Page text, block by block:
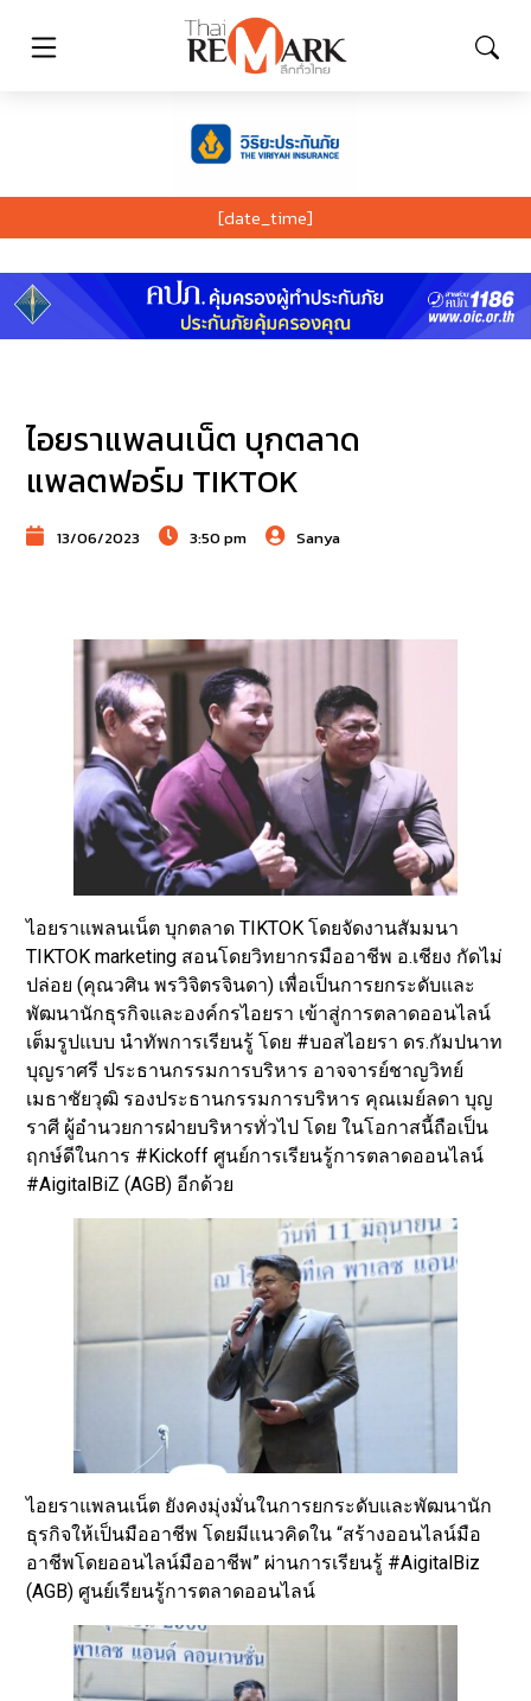
[date_time]
ไอยราแพลนเน็ต บุกตลาด
แพลตฟอร์ม TIKTOK
13/06/2023 3:50 pm Sanya
ไอยราแพลนเน็ต บุกตลาด TIKTOK โดยจัดงานสัมมนา
TIKTOK marketing สอนโดยวิทยากรมืออาชีพ อ.เชียง กัดไม่
ปล่อย (คุณวศิน พรวิจิตรจินดา) เพื่อเป็นการยกระดับและ
พัฒนานักธุรกิจและองค์กรไอยรา เข้าสู่การตลาดออนไลน์
เต็มรูปแบบ นำทัพการเรียนรู้ โดย #บอสไอยรา ดร.กัมปนาท
บุญราศรี ประธานกรรมการบริหาร อาจจารย์ชาญวิทย์
เมธาชัยวุฒิ รองประธานกรรมการบริหาร คุณเมย์ลดา บุญ
ราศี ผู้อำนวยการฝ่ายบริหารทั่วไป โดย ในโอกาสนี้ถือเป็น
ฤกษ์ดีในการ #Kickoff ศูนย์การเรียนรู้การตลาดออนไลน์
#AigitalBiZ (AGB) อีกด้วย
ไอยราแพลนเน็ต ยังคงมุ่งมั่นในการยกระดับและพัฒนานัก
ธุรกิจให้เป็นมืออาชีพ โดยมีแนวคิดใน “สร้างออนไลน์มือ
อาชีพโดยออนไลน์มืออาชีพ” ผ่านการเรียนรู้ #AigitalBiz
(AGB) ศูนย์เรียนรู้การตลาดออนไลน์